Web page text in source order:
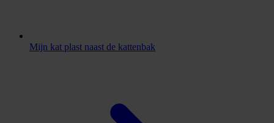
Mijn kat plast naast de kattenbak